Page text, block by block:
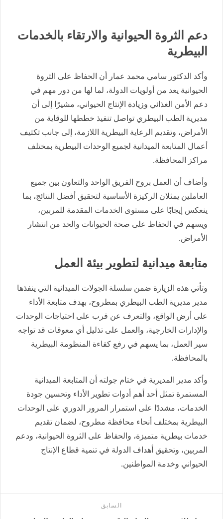
دعم الثروة الحيوانية والارتقاء بالخدمات
البيطرية
وأكد الدكتور سامي محمد عمار أن الحفاظ على الثروة
الحيوانية يعد من أولويات الدولة، لما لها من دور مهم في
دعم الأمن الغذائي وزيادة الإنتاج الحيواني، مشيرًا إلى أن
مديرية الطب البيطري تواصل تنفيذ خططها للوقاية من
الأمراض، وتقديم الرعاية البيطرية اللازمة، إلى جانب تكثيف
أعمال المتابعة الميدانية لجميع الوحدات البيطرية بمختلف
مراكز المحافظة.
وأضاف أن العمل بروح الفريق الواحد والتعاون بين جميع
العاملين يمثلان الركيزة الأساسية لتحقيق أفضل النتائج، بما
ينعكس إيجابًا على مستوى الخدمات المقدمة للمربين،
ويسهم في الحفاظ على صحة الحيوانات والحد من انتشار
الأمراض.
متابعة ميدانية لتطوير بيئة العمل
وتأتي هذه الزيارة ضمن سلسلة الجولات الميدانية التي ينفذها
مدير مديرية الطب البيطري بمطروح، بهدف متابعة الأداء
على أرض الواقع، والتعرف عن قرب على احتياجات الوحدات
والإدارات الخارجية، والعمل على تذليل أي معوقات قد تواجه
سير العمل، بما يسهم في رفع كفاءة المنظومة البيطرية
بالمحافظة.
وأكد مدير المديرية في ختام جولته أن المتابعة الميدانية
المستمرة تمثل أحد أهم أدوات تطوير الأداء وتحسين جودة
الخدمات، مشددًا على استمرار المرور الدوري على الوحدات
البيطرية بمختلف أنحاء محافظة مطروح، لضمان تقديم
خدمات بيطرية متميزة، والحفاظ على الثروة الحيوانية، ودعم
المربين، وتحقيق أهداف الدولة في تنمية قطاع الإنتاج
الحيواني وخدمة المواطنين.
السابق